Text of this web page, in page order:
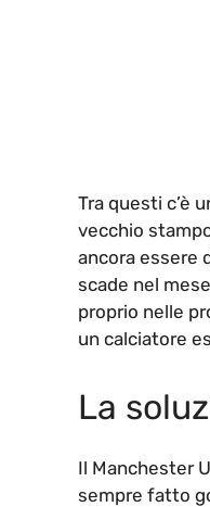
Tra questi c’è
vecchio
ancora essere
scade nel
proprio nelle
un calciatore
La
Il Manchester
sempre fatto